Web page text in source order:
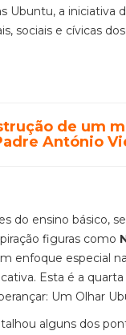
Ubuntu, a iniciativa
sociais e cívicas
de um
António
do ensino básico,
figuras como
enfoque especial
Esta é a
Um Olhar
alguns dos